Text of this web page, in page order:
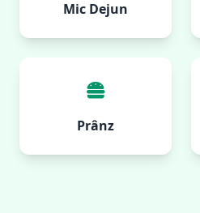
Mic Dejun
Prânz